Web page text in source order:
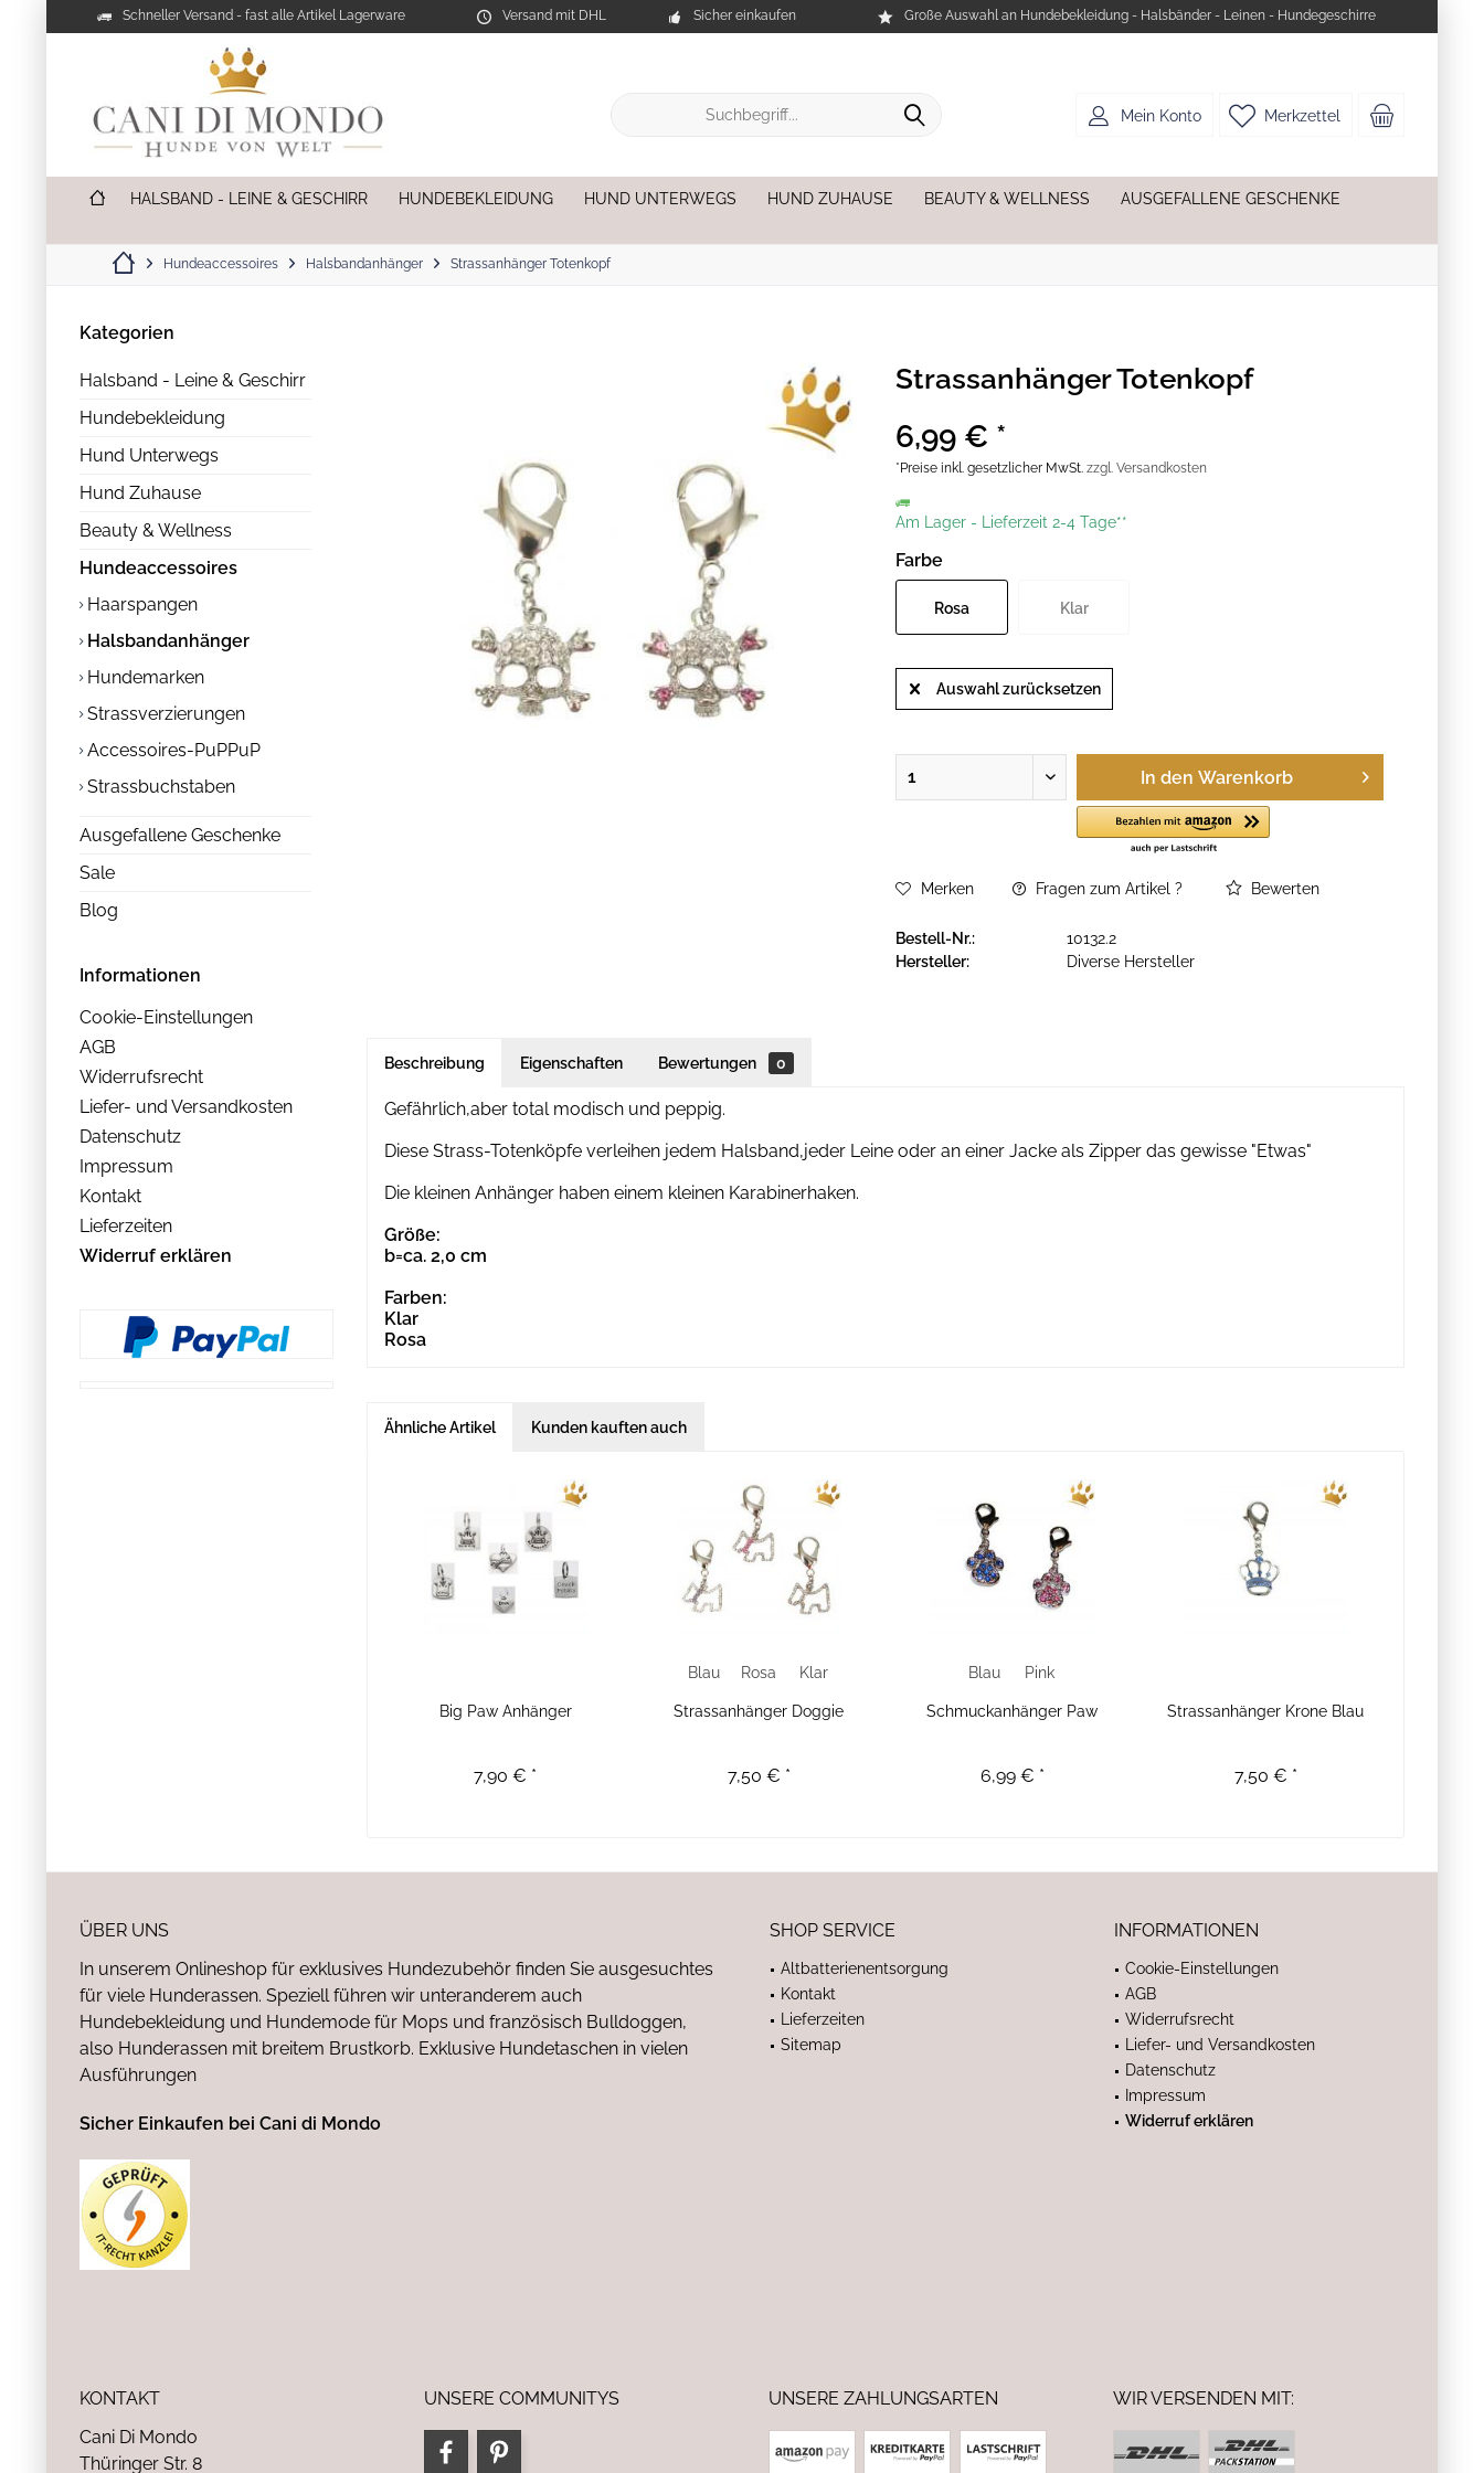
Schneller Versand - fast alle Artikel Lagerware Versand mit DHL Sicher einkaufen Große Auswahl an Hundebekleidung - Halsbänder - Leinen - Hundegeschirre
Merkzettel
Mein Konto
HALSBAND - LEINE & GESCHIRR HUNDEBEKLEIDUNG HUND UNTERWEGS HUND ZUHAUSE BEAUTY & WELLNESS AUSGEFALLENE GESCHENKE
Hundeaccessoires Halsbandanhänger Strassanhänger Totenkopf
Kategorien
Halsband - Leine & Geschirr
Hundebekleidung
Hund Unterwegs
Hund Zuhause
Beauty & Wellness
Hundeaccessoires
Haarspangen
Halsbandanhänger
Hundemarken
Strassverzierungen
Accessoires-PuPPuP
Strassbuchstaben
Ausgefallene Geschenke
Sale
Blog
Informationen
Cookie-Einstellungen
AGB
Widerrufsrecht
Liefer- und Versandkosten
Datenschutz
Impressum
Kontakt
Lieferzeiten
Widerruf erklären
Strassanhänger Totenkopf
6,99 € *
*Preise inkl. gesetzlicher MwSt.zzgl. Versandkosten
Am Lager - Lieferzeit 2-4 Tage**
Farbe
Rosa Klar
Auswahl zurücksetzen
In den Warenkorb
Merken Fragen zum Artikel ? Bewerten
Bestell-Nr.:
10132.2
Hersteller:
Diverse Hersteller
Beschreibung Eigenschaften Bewertungen 0
Gefährlich,aber total modisch und peppig.
Diese Strass-Totenköpfe verleihen jedem Halsband,jeder Leine oder an einer Jacke als Zipper das gewisse "Etwas"
Die kleinen Anhänger haben einem kleinen Karabinerhaken.
Größe:
b=ca. 2,0 cm
Farben:
Klar
Rosa
Ähnliche Artikel Kunden kauften auch
Big Paw Anhänger
7,90 € *
Blau Rosa Klar
Strassanhänger Doggie
7,50 € *
Blau Pink
Schmuckanhänger Paw
6,99 € *
Strassanhänger Krone Blau
7,50 € *
ÜBER UNS
In unserem Onlineshop für exklusives Hundezubehör finden Sie ausgesuchtes
für viele Hunderassen. Speziell führen wir unteranderem auch
Hundebekleidung und Hundemode für Mops und französisch Bulldoggen,
also Hunderassen mit breitem Brustkorb. Exklusive Hundetaschen in vielen
Ausführungen
Sicher Einkaufen bei Cani di Mondo
SHOP SERVICE
Altbatterienentsorgung
Kontakt
Lieferzeiten
Sitemap
INFORMATIONEN
Cookie-Einstellungen
AGB
Widerrufsrecht
Liefer- und Versandkosten
Datenschutz
Impressum
Widerruf erklären
KONTAKT
Cani Di Mondo
Thüringer Str. 8
UNSERE COMMUNITYS UNSERE ZAHLUNGSARTEN WIR VERSENDEN MIT: